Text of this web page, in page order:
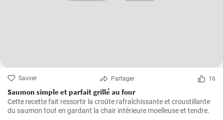
Sauver Partager 16
Saumon simple et parfait grillé au four
Cette recette fait ressortir la croûte rafraîchissante et croustillante
du saumon tout en gardant la chair intérieure moelleuse et tendre.